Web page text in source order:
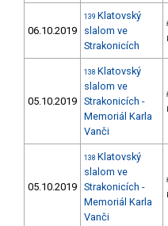
06.10.2019
139 Klatovský
slalom ve
Strakonicích
05.10.2019
138 Klatovský
slalom ve
Strakonicích -
Memoriál Karla
Vanči
05.10.2019
138 Klatovský
slalom ve
Strakonicích -
Memoriál Karla
Vanči